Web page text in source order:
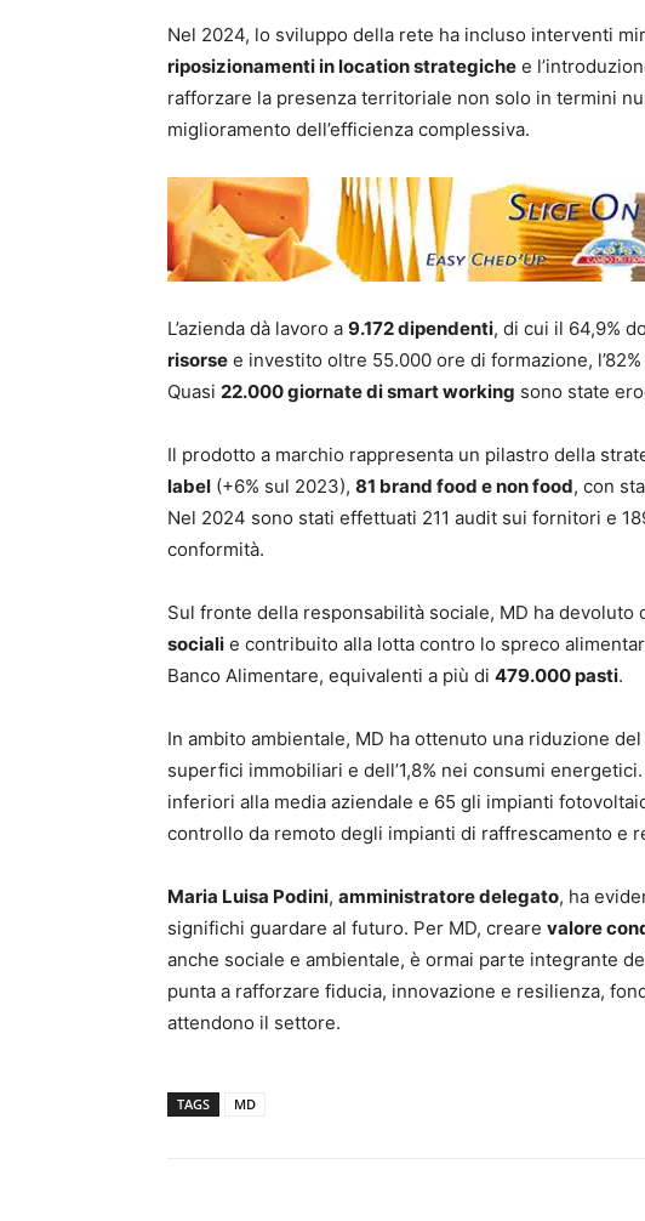
Nel 2024, lo sviluppo della rete ha incluso interventi
riposizionamenti in location strategiche e
rafforzare la presenza territoriale non solo in termini
miglioramento dell’efficienza complessiva.
L’azienda dà lavoro a 9.172 dipendenti, di cui il 64,9%
risorse e investito oltre 55.000 ore di formazione,
Quasi 22.000 giornate di smart working sono state
Il prodotto a marchio rappresenta un pilastro della
label (+6% sul 2023), 81 brand food e non food, con
Nel 2024 sono stati effettuati 211 audit sui fornitori e
conformità.
Sul fronte della responsabilità sociale, MD ha devoluto
sociali e contribuito alla lotta contro lo spreco
Banco Alimentare, equivalenti a più di 479.000 pasti.
In ambito ambientale, MD ha ottenuto una riduzione
superfici immobiliari e dell’1,8% nei consumi
inferiori alla media aziendale e 65 gli impianti
controllo da remoto degli impianti di raffrescamento e
Maria Luisa Podini, amministratore delegato, ha
significhi guardare al futuro. Per MD, creare valore
anche sociale e ambientale, è ormai parte integrante
punta a rafforzare fiducia, innovazione e resilienza,
attendono il settore.
TAGS MD